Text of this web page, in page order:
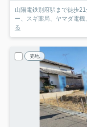
山陽電鉄別府駅まで徒歩
ー、スギ薬局、ヤマダ電
る
売地